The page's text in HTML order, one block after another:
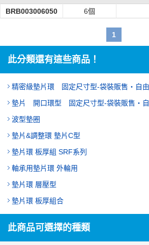
BRB003006050
6個
1
此分類還有這些商品！
精密級墊片環 固定尺寸型‐袋裝販售・自
墊片 開口環型 固定尺寸型‐袋裝販售・自
波型墊圈
墊片&調整環 墊片C型
墊片環 板厚組 SRF系列
軸承用墊片環 外輪用
墊片環 層壓型
墊片環 板厚組合
此商品可選擇的種類